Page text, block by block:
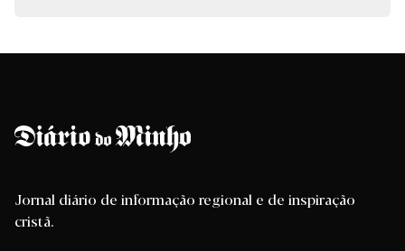
Jornal diário de informação regional e de inspiração
cristã.